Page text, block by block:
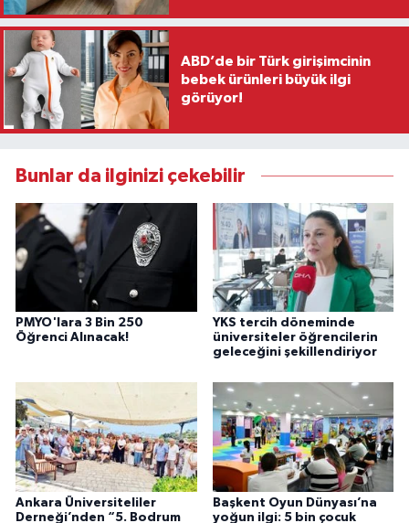
ABD’de bir Türk girişimcinin
bebek ürünleri büyük ilgi
görüyor!
Bunlar da ilginizi çekebilir
PMYO'lara 3 Bin 250
Öğrenci Alınacak!
YKS tercih döneminde
üniversiteler öğrencilerin
geleceğini şekillendiriyor
Ankara Üniversiteliler
Derneği’nden “5. Bodrum
Başkent Oyun Dünyası’na
yoğun ilgi: 5 bin çocuk